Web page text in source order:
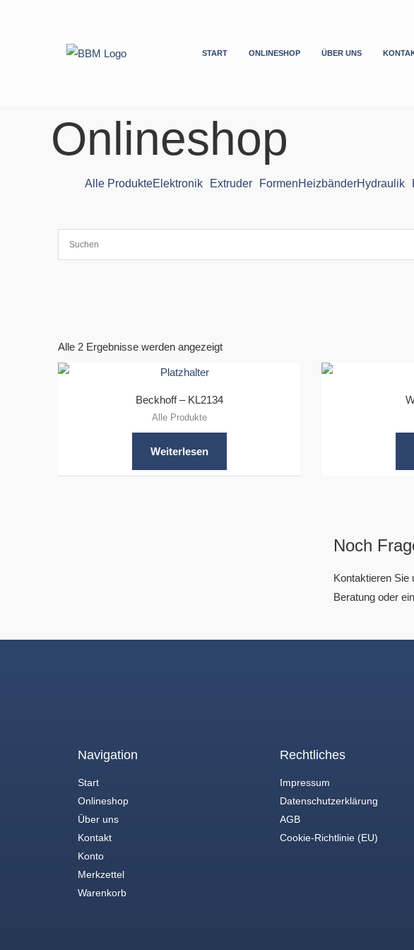
START ONLINESHOP ÜBER UNS
Onlineshop
Alle ProdukteElektronik Extruder FormenHeizbänderHydraulik
Alle 2 Ergebnisse werden angezeigt
Beckhoff – KL2134
Alle Produkte
Weiterlesen
Noch
Kontaktieren Sie
Beratung oder
Navigation
Start
Onlineshop
Über uns
Kontakt
Konto
Merkzettel
Warenkorb
Rechtliches
Impressum
Datenschutzerklärung
AGB
Cookie-Richtlinie (EU)